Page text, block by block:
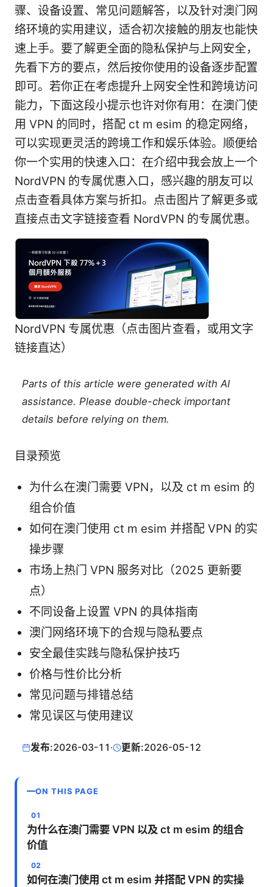
骤、设备设置、常见问题解答，以及针对澳门网
络环境的实用建议，适合初次接触的朋友也能快
速上手。要了解更全面的隐私保护与上网安全，
先看下方的要点，然后按你使用的设备逐步配置
即可。若你正在考虑提升上网安全性和跨境访问
能力，下面这段小提示也许对你有用：在澳门使
用 VPN 的同时，搭配 ct m esim 的稳定网络，
可以实现更灵活的跨境工作和娱乐体验。顺便给
你一个实用的快速入口：在介绍中我会放上一个
NordVPN 的专属优惠入口，感兴趣的朋友可以
点击查看具体方案与折扣。点击图片了解更多或
直接点击文字链接查看 NordVPN 的专属优惠。
NordVPN 专属优惠（点击图片查看，或用文字
链接直达）
Parts of this article were generated with AI
assistance. Please double-check important
details before relying on them.
目录预览
为什么在澳门需要 VPN，以及 ct m esim 的
组合价值
如何在澳门使用 ct m esim 并搭配 VPN 的实
操步骤
市场上热门 VPN 服务对比（2025 更新要
点）
不同设备上设置 VPN 的具体指南
澳门网络环境下的合规与隐私要点
安全最佳实践与隐私保护技巧
价格与性价比分析
常见问题与排错总结
常见误区与使用建议
发布:2026-03-11 · 更新:2026-05-12
ON THIS PAGE
为什么在澳门需要 VPN 以及 ct m esim 的组合
价值
如何在澳门使用 ct m esim 并搭配 VPN 的实操